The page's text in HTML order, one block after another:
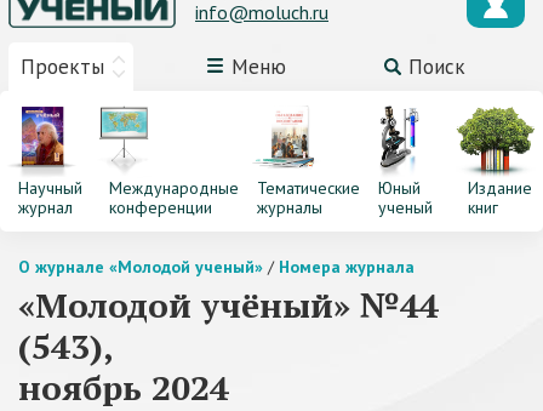
Проекты Меню Поиск
info@moluch.ru
Научный
журнал
Международные
конференции
Тематические
журналы
Юный
ученый
Издание
книг
О журнале «Молодой ученый» / Номера журнала
«Молодой учёный» №44
(543),
ноябрь 2024